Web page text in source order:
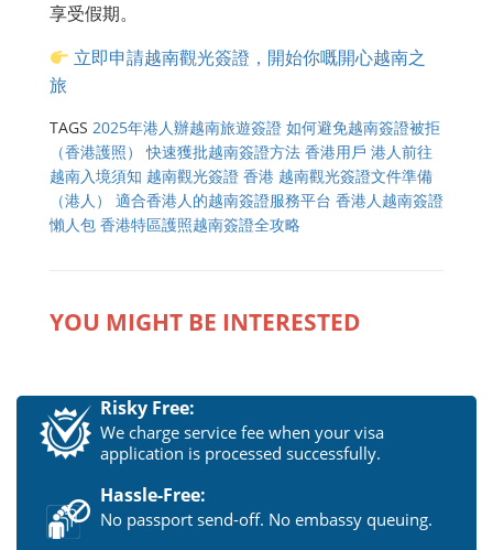
享受假期。
立即申請越南觀光簽證，開始你嘅開心越南之
旅
TAGS 2025年港人辦越南旅遊簽證 如何避免越南簽證被拒
（香港護照）
快速獲批越南簽證方法 香港用戶 港人前往
越南入境須知 越南觀光簽證 香港 越南觀光簽證文件準備
（港人）
適合香港人的越南簽證服務平台 香港人越南簽證
懶人包 香港特區護照越南簽證全攻略
YOU MIGHT BE INTERESTED
Risky Free:
We charge service fee when your visa
application is processed successfully.
Hassle-Free:
No passport send-off. No embassy queuing.